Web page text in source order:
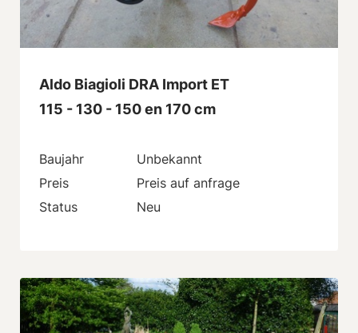
Aldo Biagioli DRA Import ET
115 - 130 - 150 en 170 cm
Baujahr
Unbekannt
Preis
Preis auf anfrage
Status
Neu